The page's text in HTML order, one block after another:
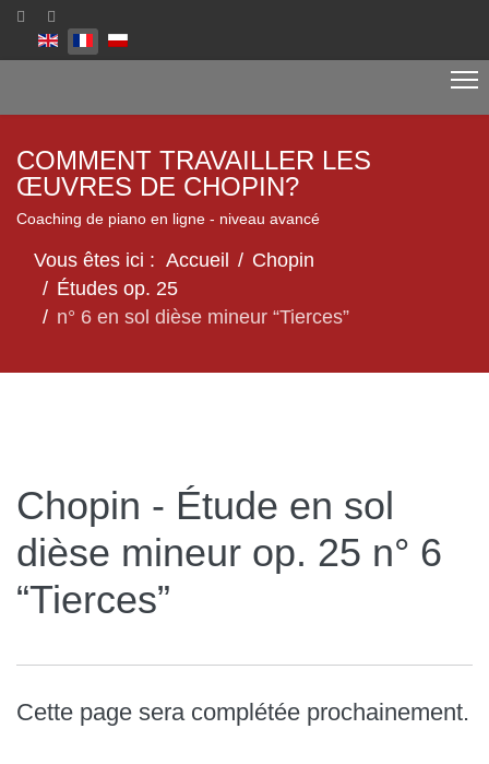
Sélectionnez votre langue
COMMENT TRAVAILLER LES
ŒUVRES DE CHOPIN?
Coaching de piano en ligne - niveau avancé
Vous êtes ici : Accueil
Chopin
Études op. 25
n° 6 en sol dièse mineur “Tierces”
Chopin - Étude en sol
dièse mineur op. 25 n° 6
“Tierces”
Cette page sera complétée prochainement.